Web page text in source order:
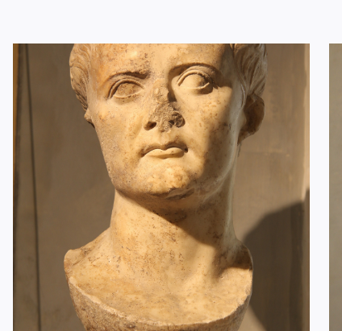
15 dicembre 2017 il
dal
dalla città di Jesi e
piceni e il ciclo
collezione di vasi dauni,
a una donazione